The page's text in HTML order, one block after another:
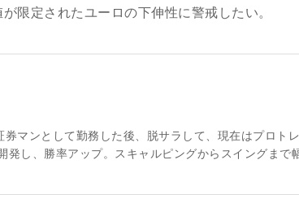
限定されたユーロの下伸性に警戒したい。
マンとして勤務した後、脱サラして、現在はプロト
し、勝率アップ。スキャルピングからスイングまで